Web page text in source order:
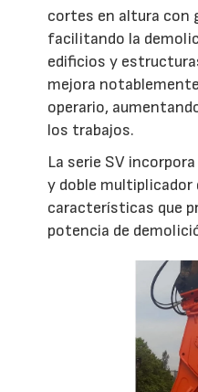
cortes en altura con
facilitando la
edificios y
mejora
operario,
los trabajos.
La serie SV
y doble multiplicador
características que
potencia de